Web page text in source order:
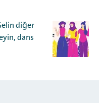
diğer
dans